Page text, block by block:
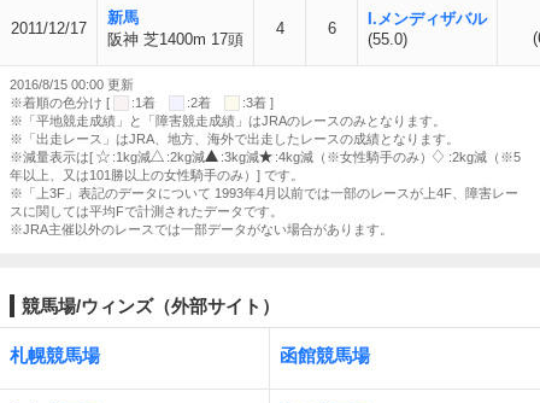
2011/12/17
新馬
阪神 芝1400m 17頭
4 6
I.メンディザバル
(55.0)
2016/8/15 00:00 更新
※着順の色分け [
:1着 :2着
:3着 ]
※「平地競走成績」と「障害競走成績」はJRAのレースのみとなります。
※「出走レース」はJRA、地方、海外で出走したレースの成績となります。
※減量表示は[
:1kg減 :2kg減 :3kg減 :4kg減（※女性騎手のみ）
:2kg減（※5
年以上、又は101勝以上の女性騎手のみ）] です。
※「上3F」表記のデータについて 1993年4月以前では一部のレースが上4F、障害レー
スに関しては平均Fで計測されたデータです。
※JRA主催以外のレースでは一部データがない場合があります。
競馬場/ウィンズ（外部サイト）
札幌競馬場 函館競馬場